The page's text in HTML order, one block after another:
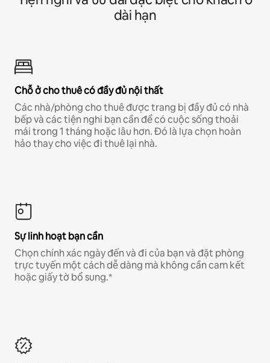
dài hạn
Chỗ ở cho thuê có đầy đủ nội thất
Các nhà/phòng cho thuê được trang bị đầy đủ có nhà
bếp và các tiện nghi bạn cần để có cuộc sống thoải
mái trong 1 tháng hoặc lâu hơn. Đó là lựa chọn hoàn
hảo thay cho việc đi thuê lại nhà.
Sự linh hoạt bạn cần
Chọn chính xác ngày đến và đi của bạn và đặt phòng
trực tuyến một cách dễ dàng mà không cần cam kết
hoặc giấy tờ bổ sung.*